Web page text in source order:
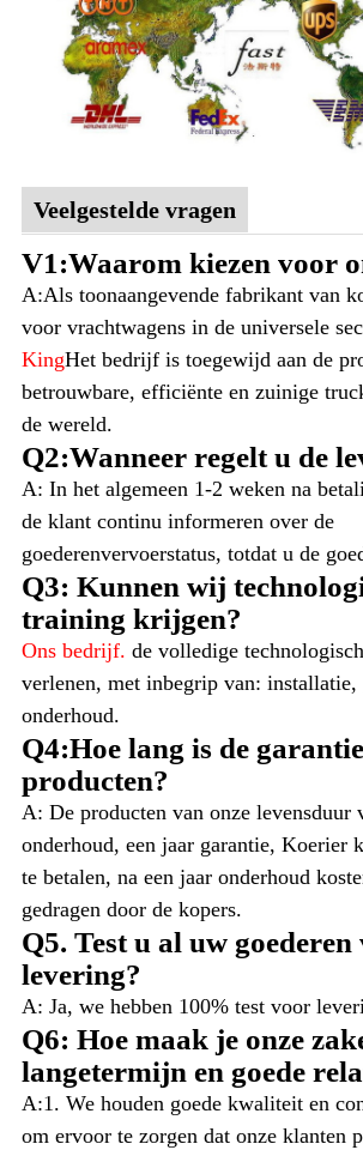
Veelgestelde vragen
V1:Waarom kiezen voor
A:Als toonaangevende fabrikant van
voor vrachtwagens in de universele
KingHet bedrijf is toegewijd aan de
betrouwbare, efficiënte en zuinige
de wereld.
Q2:Wanneer regelt u de
A: In het algemeen 1-2 weken na
de klant continu informeren over de
goederenvervoerstatus, totdat u de
Q3: Kunnen wij
training krijgen?
Ons bedrijf. de volledige
verlenen, met inbegrip van: installatie,
onderhoud.
Q4:Hoe lang is de
producten?
A: De producten van onze levensduur
onderhoud, een jaar garantie, Koerier
te betalen, na een jaar onderhoud
gedragen door de kopers.
Q5. Test u al uw
levering?
A: Ja, we hebben 100% test voor
Q6: Hoe maak je onze
langetermijn en goede
A:1. We houden goede kwaliteit en
om ervoor te zorgen dat onze klanten